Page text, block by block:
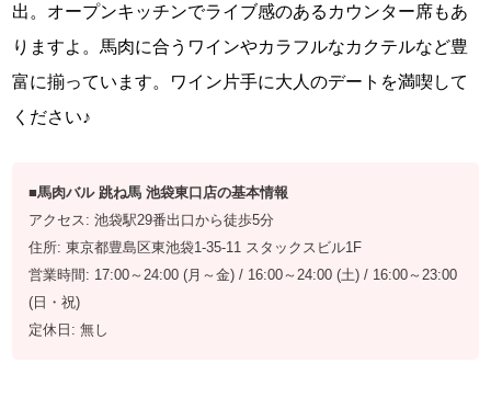
出。オープンキッチンでライブ感のあるカウンター席もあ
りますよ。馬肉に合うワインやカラフルなカクテルなど豊
富に揃っています。ワイン片手に大人のデートを満喫して
ください♪
■馬肉バル 跳ね馬 池袋東口店の基本情報
アクセス: 池袋駅29番出口から徒歩5分
住所: 東京都豊島区東池袋1-35-11 スタックスビル1F
営業時間: 17:00～24:00 (月～金) / 16:00～24:00 (土) / 16:00～23:00
(日・祝)
定休日: 無し